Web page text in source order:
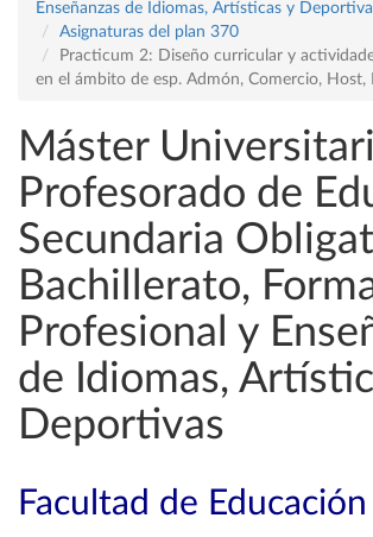
Enseñanzas de Idiomas, Artísticas y
Asignaturas del plan 370
Practicum 2: Diseño curricular y
en el ámbito de esp. Admón, Comercio, Host,
Máster
Profesorado de
Secundaria
Bachillerato,
Profesional y
de Idiomas,
Deportivas
Facultad de Educación